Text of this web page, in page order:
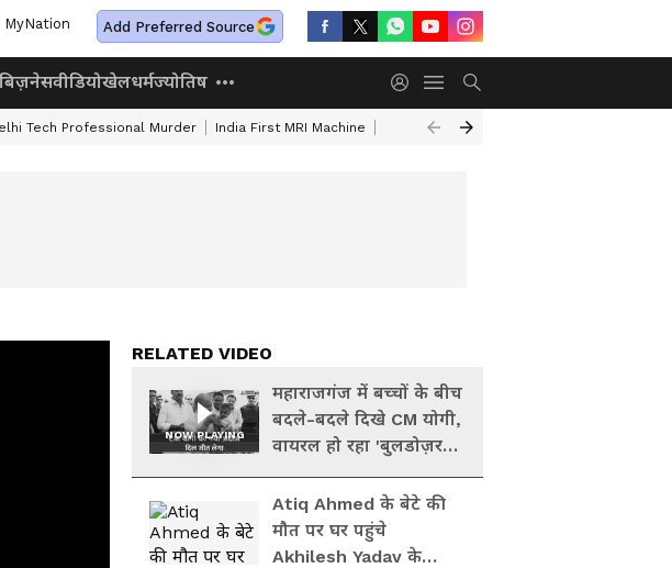
MyNation Add Preferred Source
बिज़नेसवीडियोखेलधर्मज्योतिष
Tech Professional Murder India First MRI Machine Independence Day Speech In Hindi
RELATED VIDEO
NOW PLAYING
महाराजगंज में बच्चों के बीच
बदले-बदले दिखे CM योगी,
वायरल हो रहा 'बुलडोज़र
बाबा' अनोखा अंदाज
Atiq Ahmed के बेटे की
मौत पर घर पहुंचे
Akhilesh Yadav के